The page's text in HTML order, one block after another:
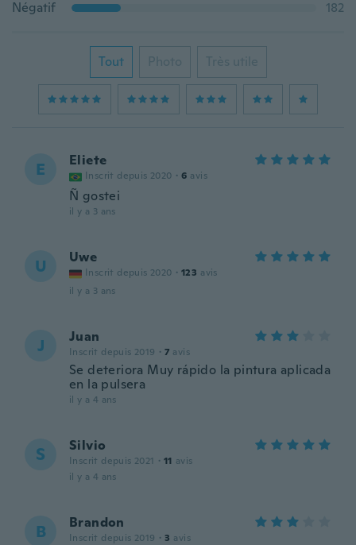
Négatif
182
Tout Photo Très utile
E Eliete
Inscrit depuis 2020 · 6 avis
Ñ gostei
il y a 3 ans
U Uwe
Inscrit depuis 2020 · 123 avis
il y a 3 ans
J Juan
Inscrit depuis 2019 · 7 avis
Se deteriora Muy rápido la pintura aplicada
en la pulsera
il y a 4 ans
S Silvio
Inscrit depuis 2021 · 11 avis
il y a 4 ans
B Brandon
Inscrit depuis 2019 · 3 avis